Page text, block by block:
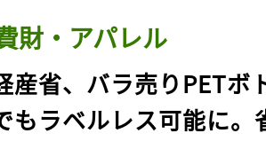
財・アパレル
産省、バラ売りPETボ
もラベルレス可能に。